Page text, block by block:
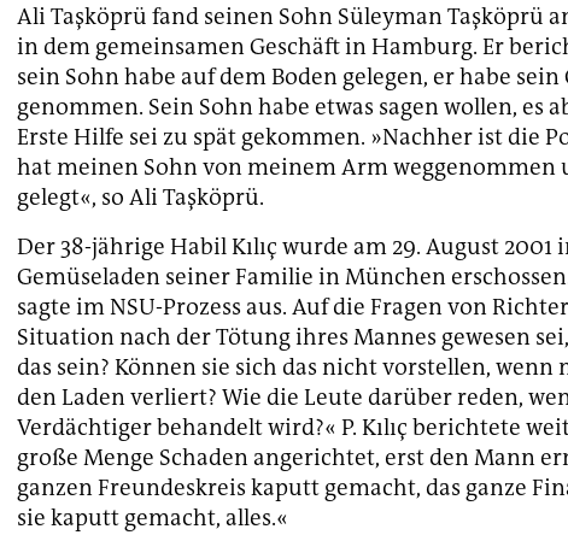
Ali Taşköprü fand seinen Sohn Süleyman Taşköprü
in dem gemeinsamen Geschäft in Hamburg. Er
sein Sohn habe auf dem Boden gelegen, er habe
genommen. Sein Sohn habe etwas sagen wollen, es
Erste Hilfe sei zu spät gekommen. »Nachher ist die
hat meinen Sohn von meinem Arm weggenommen
gelegt«, so Ali Taşköprü.
Der 38-jährige Habil Kılıç wurde am 29. August 2001
Gemüseladen seiner Familie in München erschossen.
sagte im NSU-Prozess aus. Auf die Fragen von
Situation nach der Tötung ihres Mannes gewesen
das sein? Können sie sich das nicht vorstellen, wenn
den Laden verliert? Wie die Leute darüber reden,
Verdächtiger behandelt wird?« P. Kılıç berichtete
große Menge Schaden angerichtet, erst den Mann
ganzen Freundeskreis kaputt gemacht, das ganze
sie kaputt gemacht, alles.«